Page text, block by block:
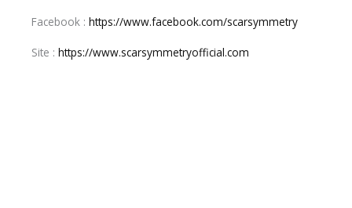
Facebook : https://www.facebook.com/scarsymmetry
Site : https://www.scarsymmetryofficial.com